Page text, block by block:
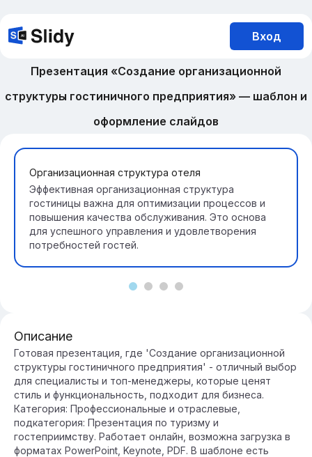
Вход
Презентация «Создание организационной
структуры гостиничного предприятия» — шаблон и
оформление слайдов
Организационная структура отеля
Эффективная организационная структура
гостиницы важна для оптимизации процессов и
повышения качества обслуживания. Это основа
для успешного управления и удовлетворения
потребностей гостей.
Описание
Готовая презентация, где 'Создание организационной
структуры гостиничного предприятия' - отличный выбор
для специалисты и топ-менеджеры, которые ценят
стиль и функциональность, подходит для бизнеса.
Категория: Профессиональные и отраслевые,
подкатегория: Презентация по туризму и
гостеприимству. Работает онлайн, возможна загрузка в
форматах PowerPoint, Keynote, PDF. В шаблоне есть